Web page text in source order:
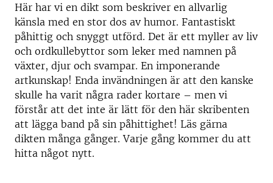
Här har vi en dikt som beskriver en allvarlig
känsla med en stor dos av humor. Fantastiskt
påhittig och snyggt utförd. Det är ett myller av liv
och ordkullebyttor som leker med namnen på
växter, djur och svampar. En imponerande
artkunskap! Enda invändningen är att den kanske
skulle ha varit några rader kortare – men vi
förstår att det inte är lätt för den här skribenten
att lägga band på sin påhittighet! Läs gärna
dikten många gånger. Varje gång kommer du att
hitta något nytt.